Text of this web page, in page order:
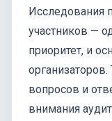
Исследования
участников —
приоритет, и
организаторов.
вопросов и
внимания